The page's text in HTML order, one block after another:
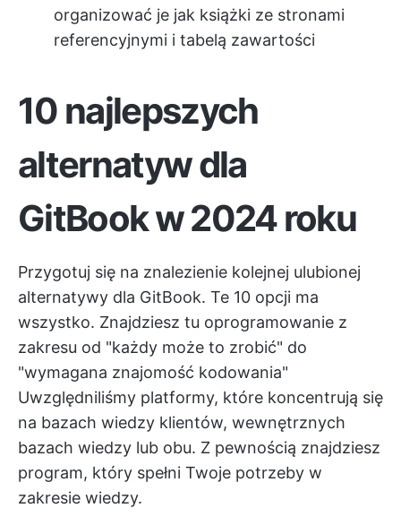
organizować je jak książki ze stronami
referencyjnymi i tabelą zawartości
10 najlepszych
alternatyw dla
GitBook w 2024 roku
Przygotuj się na znalezienie kolejnej ulubionej
alternatywy dla GitBook. Te 10 opcji ma
wszystko. Znajdziesz tu oprogramowanie z
zakresu od "każdy może to zrobić" do
"wymagana znajomość kodowania"
Uwzględniliśmy platformy, które koncentrują się
na bazach wiedzy klientów, wewnętrznych
bazach wiedzy lub obu. Z pewnością znajdziesz
program, który spełni Twoje potrzeby w
zakresie wiedzy.